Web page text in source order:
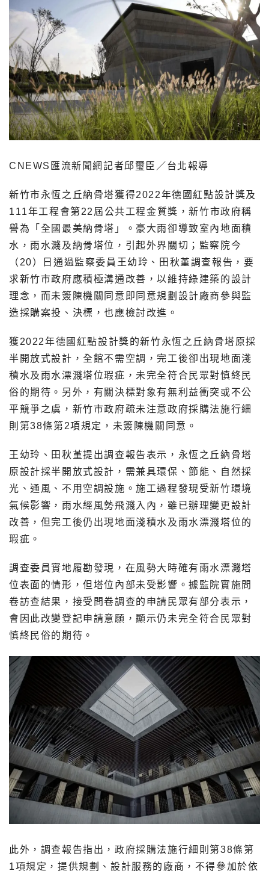
CNEWS匯流新聞網記者邱璽臣／台北報導
新竹市永恆之丘納骨塔獲得2022年德國紅點設計獎及
111年工程會第22屆公共工程金質獎，新竹市政府稱
譽為「全國最美納骨塔」。豪大雨卻導致室內地面積
水，雨水濺及納骨塔位，引起外界關切；監察院今
（20）日通過監察委員王幼玲、田秋堇調查報告，要
求新竹市政府應積極溝通改善，以維持綠建築的設計
理念，而未簽陳機關同意即同意規劃設計廠商參與監
造採購案投、決標，也應檢討改進。
獲2022年德國紅點設計獎的新竹永恆之丘納骨塔原採
半開放式設計，全館不需空調，完工後卻出現地面淺
積水及雨水漂濺塔位瑕疵，未完全符合民眾對慎終民
俗的期待。另外，有關決標對象有無利益衝突或不公
平競爭之虞，新竹市政府疏未注意政府採購法施行細
則第38條第2項規定，未簽陳機關同意。
王幼玲、田秋堇提出調查報告表示，永恆之丘納骨塔
原設計採半開放式設計，需兼具環保、節能、自然採
光、通風、不用空調設施。施工過程發現受新竹環境
氣候影響，雨水經風勢飛濺入內，雖已辦理變更設計
改善，但完工後仍出現地面淺積水及雨水漂濺塔位的
瑕疵。
調查委員實地履勘發現，在風勢大時確有雨水漂濺塔
位表面的情形，但塔位內部未受影響。據監院實施問
卷訪查結果，接受問卷調查的申請民眾有部分表示，
會因此改變登記申請意願，顯示仍未完全符合民眾對
慎終民俗的期待。
此外，調查報告指出，政府採購法施行細則第38條第
1項規定，提供規劃、設計服務的廠商，不得參加於依